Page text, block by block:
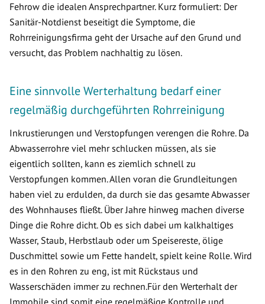
Fehrow die idealen Ansprechpartner. Kurz formuliert: Der
Sanitär-Notdienst beseitigt die Symptome, die
Rohrreinigungsfirma geht der Ursache auf den Grund und
versucht, das Problem nachhaltig zu lösen.
Eine sinnvolle Werterhaltung bedarf einer
regelmäßig durchgeführten Rohrreinigung
Inkrustierungen und Verstopfungen verengen die Rohre. Da
Abwasserrohre viel mehr schlucken müssen, als sie
eigentlich sollten, kann es ziemlich schnell zu
Verstopfungen kommen. Allen voran die Grundleitungen
haben viel zu erdulden, da durch sie das gesamte Abwasser
des Wohnhauses fließt. Über Jahre hinweg machen diverse
Dinge die Rohre dicht. Ob es sich dabei um kalkhaltiges
Wasser, Staub, Herbstlaub oder um Speisereste, ölige
Duschmittel sowie um Fette handelt, spielt keine Rolle. Wird
es in den Rohren zu eng, ist mit Rückstaus und
Wasserschäden immer zu rechnen.Für den Werterhalt der